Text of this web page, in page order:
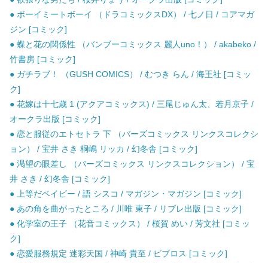
● ボーイミートボーイ （ドラコミックスDX） / 七ノ日 / コアマガ
ジン [コミック]
● 蝶と花の関係性 （バンブーコミックス 麗人uno！） / akabeko /
竹書房 [コミック]
● ガチラブ！ （GUSH COMICS） / むつき らん / 海王社 [コミッ
ク]
● 花嫁は十七歳 1 (アクアコミックス) / 三尾じゅん太、若月京子 /
オークラ出版 [コミック]
● 恋と服従のエトセトラ 下 （バーズコミックス リンクスコレクシ
ョン） / 宝井 さき 桐嶋 リッカ / 幻冬舎 [コミック]
● 渇望の眼差し （バーズコミックス リンクスコレクション） / 宝
井 さき / 幻冬舎 [コミック]
● 上等だベイビー / 語 シスコ / マガジン・マガジン [コミック]
● あの角を曲がったところ / 川唯 東子 / リブレ出版 [コミック]
● 化学室の王子 （花音コミックス） / 桜賀 めい / 芳文社 [コミッ
ク]
● 恋愛服務規定 迷彩天国 / 神崎 貴至 / ビブロス [コミック]